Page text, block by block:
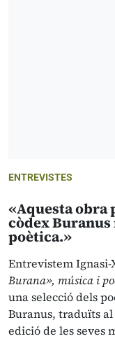
ENTREVISTES
«Aquesta obra
còdex Buranus
poètica.»
Entrevistem
Burana», música i
una selecció dels
Buranus, traduïts al
edició de les seves